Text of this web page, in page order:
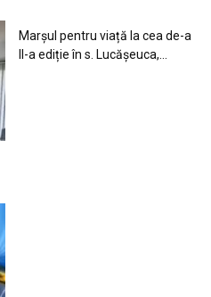
Marșul pentru viață la cea de-a
II-a ediție în s. Lucășeuca,...